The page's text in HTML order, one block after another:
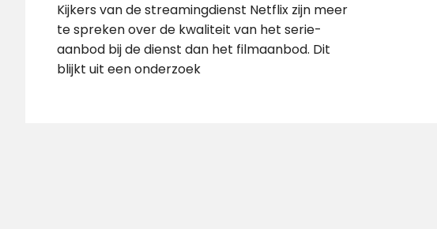
Kijkers van de streamingdienst Netflix zijn meer
te spreken over de kwaliteit van het serie-
aanbod bij de dienst dan het filmaanbod. Dit
blijkt uit een onderzoek